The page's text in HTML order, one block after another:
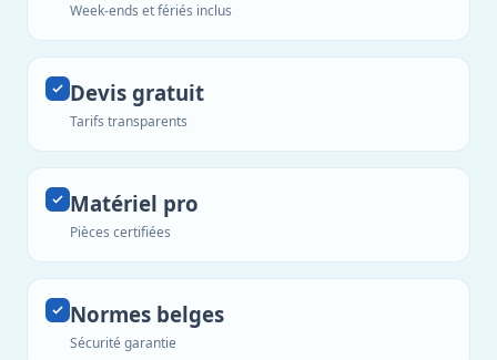
Week-ends et fériés inclus
Devis gratuit
Tarifs transparents
Matériel pro
Pièces certifiées
Normes belges
Sécurité garantie